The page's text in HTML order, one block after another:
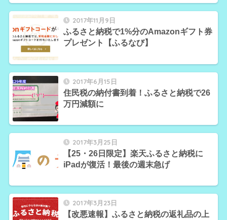
2017年11月9日
ふるさと納税で1%分のAmazonギフト券
プレゼント【ふるなび】
2017年6月15日
住民税の納付書到着！ふるさと納税で26
万円減額に
2017年3月25日
【25・26日限定】楽天ふるさと納税に
iPadが復活！最後の週末急げ
2017年3月23日
【改悪速報】ふるさと納税の返礼品の上